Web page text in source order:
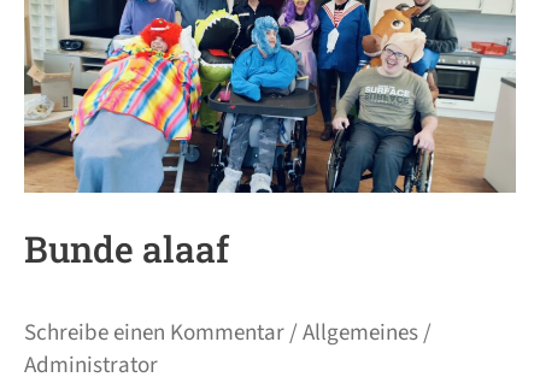
Bunde alaaf
Schreibe einen Kommentar/Allgemeines/
Administrator